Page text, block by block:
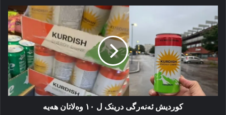
کوردیش
ئه‌نه‌رگی
درینک
ل
١٠
وەلاتان
هەیە
کوردیش ئه‌نه‌رگی درینک ل ١٠ وەلاتان هەیە